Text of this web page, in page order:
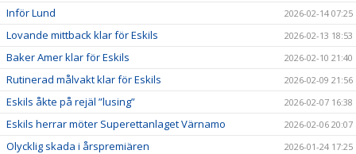
Inför Lund 2026-02-14 07:25
Lovande mittback klar för Eskils 2026-02-13 18:53
Baker Amer klar för Eskils 2026-02-10 21:40
Rutinerad målvakt klar för Eskils 2026-02-09 21:56
Eskils åkte på rejäl ”lusing” 2026-02-07 16:38
Eskils herrar möter Superettanlaget Värnamo 2026-02-06 20:07
Olycklig skada i årspremiären 2026-01-24 17:25